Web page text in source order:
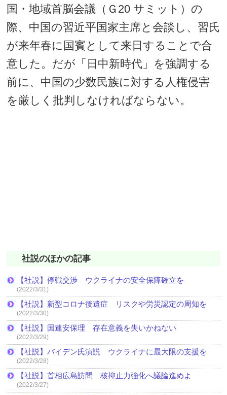
国・地域首脳会議（Ｇ20 サミット）の
際、中国の習近平国家主席と会談し、習氏
が来年春に国賓として来日することで合
意した。だが「日中新時代」を強調する
前に、中国の少数民族に対する人権侵害
を厳しく批判しなければならない。
社説のほかの記事
【社説】停戦交渉 ウクライナの安全保障確立を
(2022/3/31)
【社説】新型コロナ後遺症 リスクや労災認定の周知を
(2022/3/30)
【社説】国連安保理 存在意義を失いかねない
(2022/3/29)
【社説】バイデン氏演説 ウクライナに最大限の支援を
(2022/3/28)
【社説】首相広島訪問 核抑止力強化へ議論進めよ
(2022/3/27)